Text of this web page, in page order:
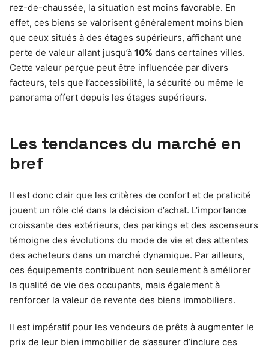
rez-de-chaussée, la situation est moins favorable. En
effet, ces biens se valorisent généralement moins bien
que ceux situés à des étages supérieurs, affichant une
perte de valeur allant jusqu’à 10% dans certaines villes.
Cette valeur perçue peut être influencée par divers
facteurs, tels que l’accessibilité, la sécurité ou même le
panorama offert depuis les étages supérieurs.
Les tendances du marché en
bref
Il est donc clair que les critères de confort et de praticité
jouent un rôle clé dans la décision d’achat. L’importance
croissante des extérieurs, des parkings et des ascenseurs
témoigne des évolutions du mode de vie et des attentes
des acheteurs dans un marché dynamique. Par ailleurs,
ces équipements contribuent non seulement à améliorer
la qualité de vie des occupants, mais également à
renforcer la valeur de revente des biens immobiliers.
Il est impératif pour les vendeurs de prêts à augmenter le
prix de leur bien immobilier de s’assurer d’inclure ces